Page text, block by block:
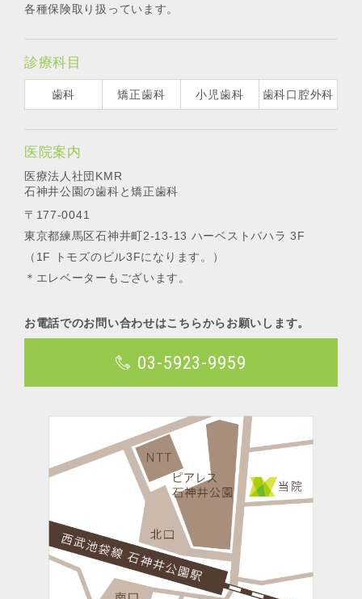
各種保険取り扱っています。
診療科目
歯科 矯正歯科 小児歯科 歯科口腔外科
医院案内
医療法人社団KMR
石神井公園の歯科と矯正歯科
〒177-0041
東京都練馬区石神井町2-13-13 ハーベストバハラ 3F
（1F トモズのビル3Fになります。）
＊エレベーターもございます。
お電話でのお問い合わせはこちらからお願いします。
03-5923-9959